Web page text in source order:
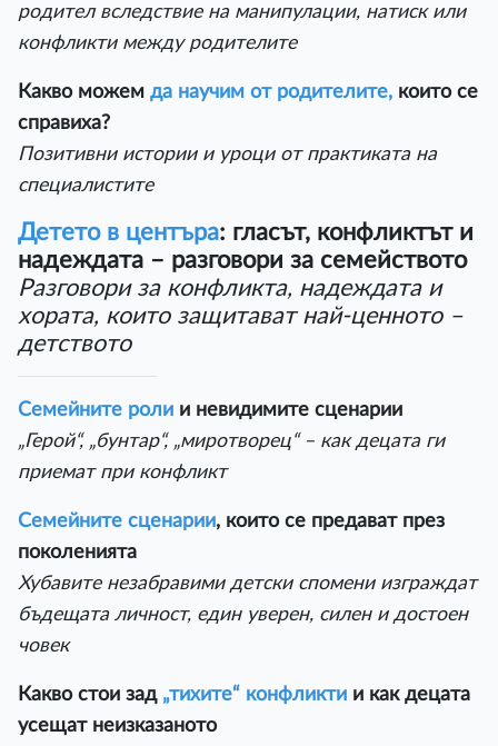
родител вследствие на манипулации, натиск или
конфликти между родителите
Какво можем да научим от родителите, които се
справиха?
Позитивни истории и уроци от практиката на
специалистите
Детето в центъра: гласът, конфликтът и
надеждата – разговори за семейството
Разговoри за конфликта, надеждата и
хората, които защитават най-ценното –
детството
Семейните роли и невидимите сценарии
„Герой“, „бунтар“, „миротворец“ – как децата ги
приемат при конфликт
Семейните сценарии, които се предават през
поколенията
Хубавите незабравими детски спомени изграждат
бъдещата личност, един уверен, силен и достоен
човек
Какво стои зад „тихите“ конфликти и как децата
усещат неизказаното